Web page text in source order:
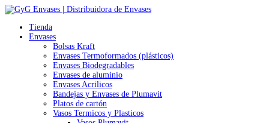
Tienda
Envases
Bolsas Kraft
Envases Termoformados (plásticos)
Envases Biodegradables
Envases de aluminio
Envases Acrilicos
Bandejas y Envases de Plumavit
Platos de cartón
Vasos Termicos y Plasticos